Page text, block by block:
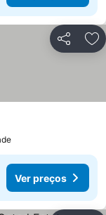
Partilhar
Ver preços